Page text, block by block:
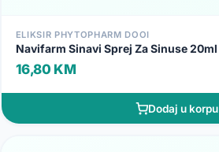
ELIKSIR PHYTOPHARM DOOI
Navifarm Sinavi Sprej Za Sinuse 20ml
16,80 KM
Dodaj u korpu